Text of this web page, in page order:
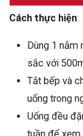
Cách thực hiện:
Dùng 1
sắc với
Tắt bếp và
uống trong
Uống đều